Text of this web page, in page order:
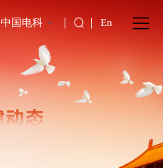
中国电科 En